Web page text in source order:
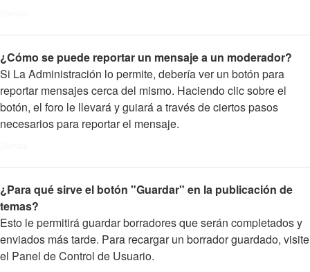
¿Cómo se puede reportar un mensaje a un moderador?
Si La Administración lo permite, debería ver un botón para
reportar mensajes cerca del mismo. Haciendo clic sobre el
botón, el foro le llevará y guiará a través de ciertos pasos
necesarios para reportar el mensaje.
¿Para qué sirve el botón "Guardar" en la publicación de
temas?
Esto le permitirá guardar borradores que serán completados y
enviados más tarde. Para recargar un borrador guardado, visite
el Panel de Control de Usuario.